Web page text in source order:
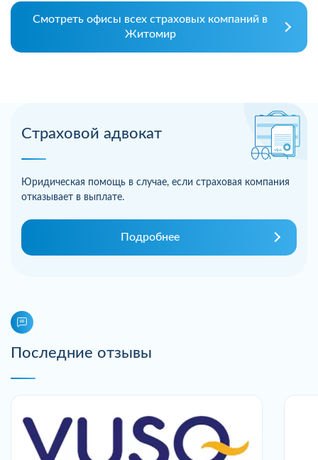
Страховой адвокат
Юридическая помощь в случае, если страховая компания
отказывает в выплате.
Подробнее
Последние отзывы
Смотреть офисы всех страховых компаний в
Житомир